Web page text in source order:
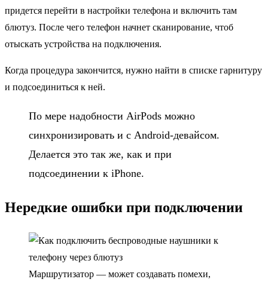
придется перейти в настройки телефона и включить там
блютуз. После чего телефон начнет сканирование, чтоб
отыскать устройства на подключения.
Когда процедура закончится, нужно найти в списке гарнитуру
и подсоединиться к ней.
По мере надобности AirPods можно
синхронизировать и с Android-девайсом.
Делается это так же, как и при
подсоединении к iPhone.
Нередкие ошибки при подключении
Маршрутизатор — может создавать помехи,